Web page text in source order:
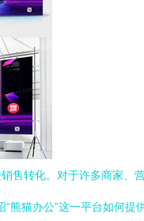
售转化。对于许多商家、
猫办公”这一平台如何提